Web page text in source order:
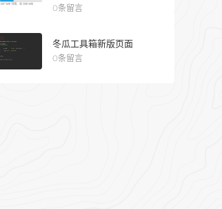
0条留言
冬瓜工具箱新版页面
0条留言